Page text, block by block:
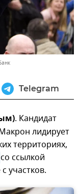
Telegram
. Кандидат
лидирует
территориях,
со ссылкой
участков.